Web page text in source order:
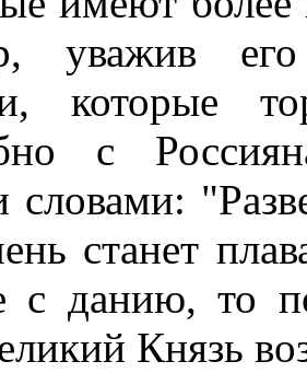
уважив
которые
с
словами:
станет
с данию, то
Князь